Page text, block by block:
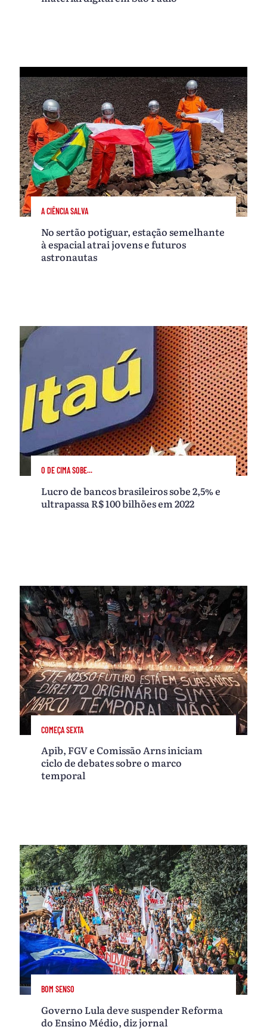
A CIÊNCIA SALVA
No sertão potiguar, estação semelhante
à espacial atrai jovens e futuros
astronautas
O DE CIMA SOBE...
Lucro de bancos brasileiros sobe 2,5% e
ultrapassa R$ 100 bilhões em 2022
COMEÇA SEXTA
Apib, FGV e Comissão Arns iniciam
ciclo de debates sobre o marco
temporal
BOM SENSO
Governo Lula deve suspender Reforma
do Ensino Médio, diz jornal